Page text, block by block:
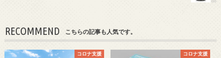
RECOMMEND こちらの記事も人気です。
コロナ支援 コロナ支援